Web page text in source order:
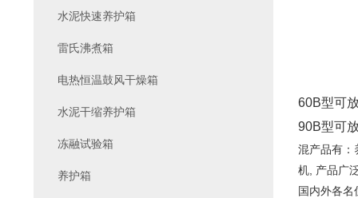
60B型可
90B型可
混产品有：
机, 产品广
国内外各
水泥快速养护箱
雷氏沸煮箱
电热恒温鼓风干燥箱
水泥干缩养护箱
冻融试验箱
养护箱